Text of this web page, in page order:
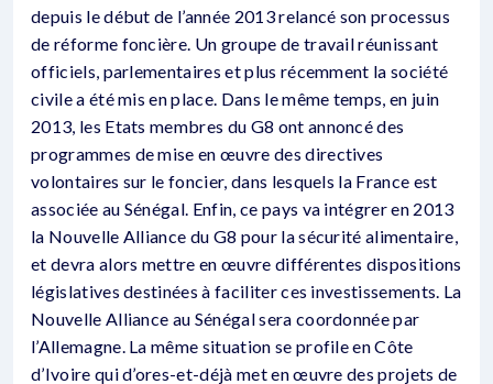
depuis le début de l’année 2013 relancé son processus
de réforme foncière. Un groupe de travail réunissant
officiels, parlementaires et plus récemment la société
civile a été mis en place. Dans le même temps, en juin
2013, les Etats membres du G8 ont annoncé des
programmes de mise en œuvre des directives
volontaires sur le foncier, dans lesquels la France est
associée au Sénégal. Enfin, ce pays va intégrer en 2013
la Nouvelle Alliance du G8 pour la sécurité alimentaire,
et devra alors mettre en œuvre différentes dispositions
législatives destinées à faciliter ces investissements. La
Nouvelle Alliance au Sénégal sera coordonnée par
l’Allemagne. La même situation se profile en Côte
d’Ivoire qui d’ores-et-déjà met en œuvre des projets de